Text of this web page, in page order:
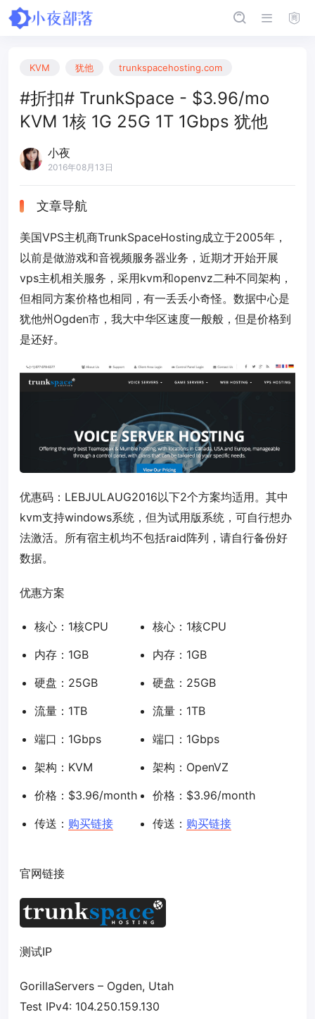
KVM 犹他 trunkspacehosting.com
#折扣# TrunkSpace - $3.96/mo
KVM 1核 1G 25G 1T 1Gbps 犹他
小夜
2016年08月13日
文章导航
美国VPS主机商TrunkSpaceHosting成立于2005年，
以前是做游戏和音视频服务器业务，近期才开始开展
vps主机相关服务，采用kvm和openvz二种不同架构，
但相同方案价格也相同，有一丢丢小奇怪。数据中心是
犹他州Ogden市，我大中华区速度一般般，但是价格到
是还好。
优惠码： LEBJULAUG2016以下2个方案均适用。其中
kvm支持windows系统，但为试用版系统，可自行想办
法激活。所有宿主机均不包括raid阵列，请自行备份好
数据。
优惠方案
核心：1核CPU
内存：1GB
硬盘：25GB
流量：1TB
端口：1Gbps
架构：KVM
价格：$3.96/month
传送： 购买链接
核心：1核CPU
内存：1GB
硬盘：25GB
流量：1TB
端口：1Gbps
架构：OpenVZ
价格：$3.96/month
传送： 购买链接
官网链接
测试IP
GorillaServers – Ogden, Utah
Test IPv4: 104.250.159.130